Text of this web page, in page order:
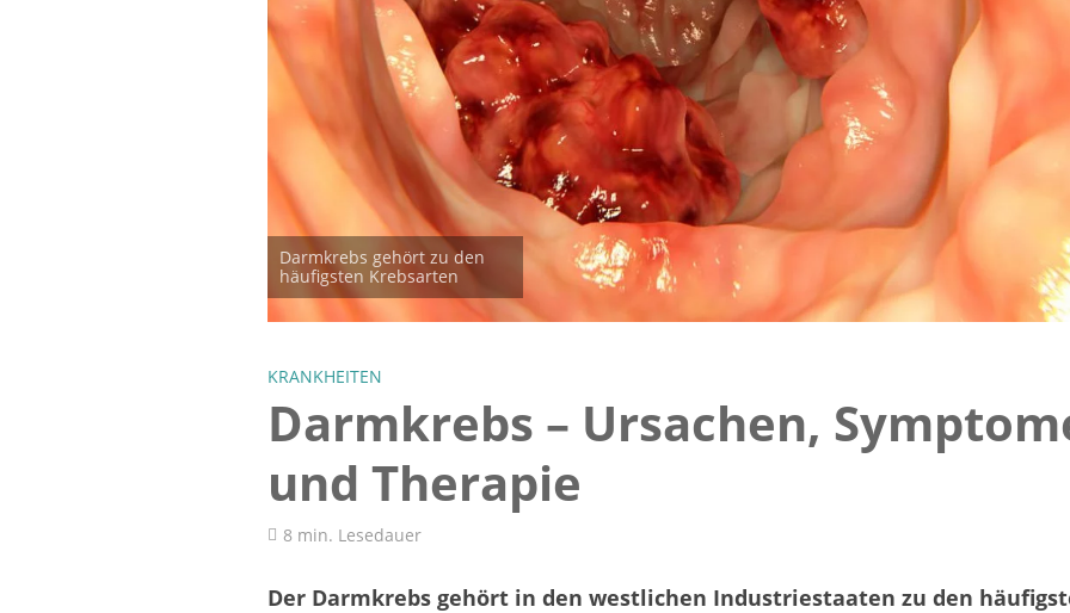
Darmkrebs gehört zu den
häufigsten Krebsarten
KRANKHEITEN
Darmkrebs – Ursachen,
und Therapie
8 min. Lesedauer
Der Darmkrebs gehört in den westlichen Industriestaaten zu den